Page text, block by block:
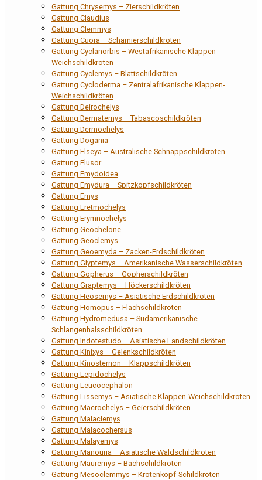
Gattung Chrysemys – Zierschildkröten
Gattung Claudius
Gattung Clemmys
Gattung Cuora – Scharnierschildkröten
Gattung Cyclanorbis – Westafrikanische Klappen-
Weichschildkröten
Gattung Cyclemys – Blattschildkröten
Gattung Cycloderma – Zentralafrikanische Klappen-
Weichschildkröten
Gattung Deirochelys
Gattung Dermatemys – Tabascoschildkröten
Gattung Dermochelys
Gattung Dogania
Gattung Elseya – Australische Schnappschildkröten
Gattung Elusor
Gattung Emydoidea
Gattung Emydura – Spitzkopfschildkröten
Gattung Emys
Gattung Eretmochelys
Gattung Erymnochelys
Gattung Geochelone
Gattung Geoclemys
Gattung Geoemyda – Zacken-Erdschildkröten
Gattung Glyptemys – Amerikanische Wasserschildkröten
Gattung Gopherus – Gopherschildkröten
Gattung Graptemys – Höckerschildkröten
Gattung Heosemys – Asiatische Erdschildkröten
Gattung Homopus – Flachschildkröten
Gattung Hydromedusa – Südamerikanische
Schlangenhalsschildkröten
Gattung Indotestudo – Asiatische Landschildkröten
Gattung Kinixys – Gelenkschildkröten
Gattung Kinosternon – Klappschildkröten
Gattung Lepidochelys
Gattung Leucocephalon
Gattung Lissemys – Asiatische Klappen-Weichschildkröten
Gattung Macrochelys – Geierschildkröten
Gattung Malaclemys
Gattung Malacochersus
Gattung Malayemys
Gattung Manouria – Asiatische Waldschildkröten
Gattung Mauremys – Bachschildkröten
Gattung Mesoclemmys – Krötenkopf-Schildkröten